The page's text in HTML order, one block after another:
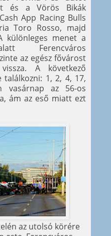
t és a Vörös Bikák
App Racing Bulls
Toro Rosso, majd
különleges menet a
Ferencváros
az egész fővárost
A következő
1, 2, 4, 17,
vasárnap az 56-os
ám az eső miatt ezt
az utolsó körére